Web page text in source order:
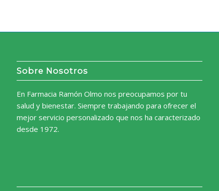
Sobre Nosotros
En Farmacia Ramón Olmo nos preocupamos por tu
salud y bienestar. Siempre trabajando para ofrecer el
mejor servicio personalizado que nos ha caracterizado
desde 1972.